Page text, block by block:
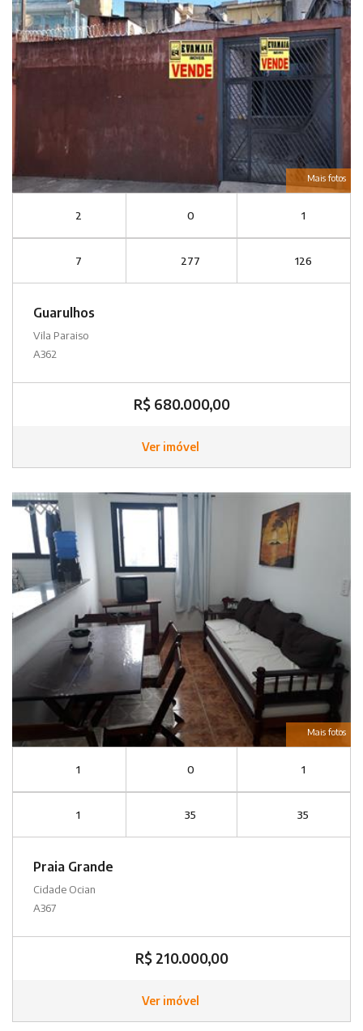
Mais fotos
2 0 1
7 277 126
Guarulhos
Vila Paraiso
A362
R$ 680.000,00
Ver imóvel
Mais fotos
1 0 1
1 35 35
Praia Grande
Cidade Ocian
A367
R$ 210.000,00
Ver imóvel